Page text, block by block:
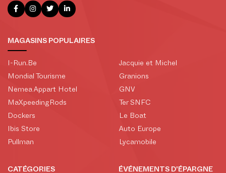
MAGASINS POPULAIRES
I-Run.Be
Mondial Tourisme
Nemea Appart Hotel
MaXpeedingRods
Dockers
Ibis Store
Pullman
Jacquie et Michel
Granions
GNV
Ter SNFC
Le Boat
Auto Europe
Lycamobile
CATÉGORIES ÉVÉNEMENTS D'ÉPARGNE